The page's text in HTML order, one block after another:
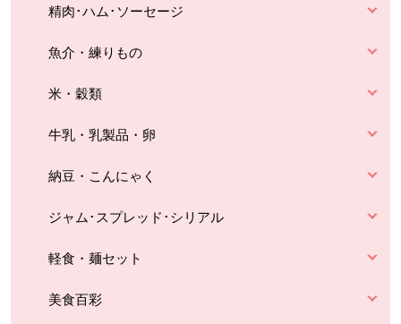
精肉･ハム･ソーセージ
魚介・練りもの
米・穀類
牛乳・乳製品・卵
納豆・こんにゃく
ジャム･スプレッド･シリアル
軽食・麺セット
美食百彩